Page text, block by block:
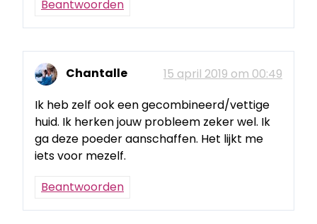
Beantwoorden
Chantalle
15 april 2019 om 00:49
Ik heb zelf ook een gecombineerd/vettige
huid. Ik herken jouw probleem zeker wel. Ik
ga deze poeder aanschaffen. Het lijkt me
iets voor mezelf.
Beantwoorden